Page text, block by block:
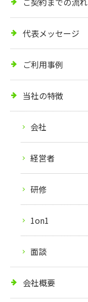
代表メッセージ
ご利用事例
当社の特徴
会社
経営者
研修
1on1
面談
会社概要